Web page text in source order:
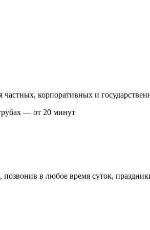
корпоративных и
— от 20 минут
в любое время суток,